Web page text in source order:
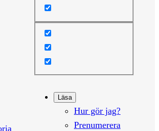
Läsa
Hur gör jag?
Prenumerera